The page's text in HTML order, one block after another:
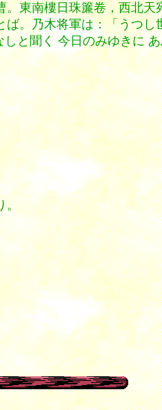
東南樓日珠簾卷，西北天
。乃木将軍は：「うつし
と聞く 今日のみゆきに
。